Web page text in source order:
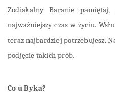
Zodiakalny Baranie
najważniejszy czas w życiu.
teraz najbardziej potrzebujesz.
podjęcie takich prób.
Co u Byka?